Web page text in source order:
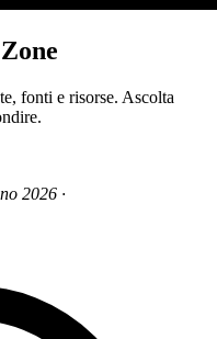
fonti e risorse. Ascolta
2026 ·